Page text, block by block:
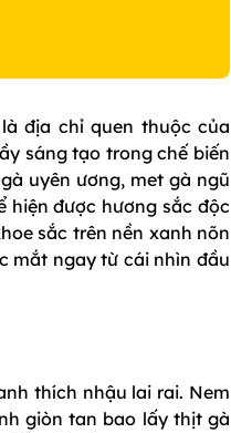
địa chỉ quen thuộc của
sáng tạo trong chế biến
uyên ương, met gà ngũ
hiện được hương sắc độc
sắc trên nền xanh nõn
mắt ngay từ cái nhìn đầu
thích nhậu lai rai. Nem
giòn tan bao lấy thịt gà